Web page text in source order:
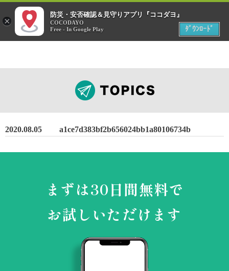
災害時
MENU
2020.08.05 a1ce7d383bf2b656024bb1a80106734b
まずは30日間無料で
お試しいただけます
×
防災・安否確認＆見守りアプリ『ココダヨ』
COCODAYO
Free - In Google Play
ﾀﾞｳﾝﾛｰﾄﾞ